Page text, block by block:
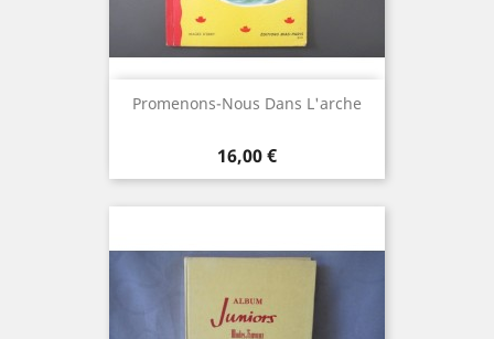
Promenons-Nous Dans L'arche
Prix
16,00 €